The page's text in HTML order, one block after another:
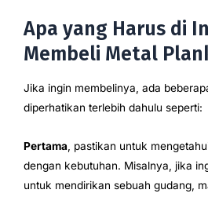
Apa yang Harus di
Membeli Metal
Jika ingin membelinya, ada
diperhatikan terlebih dahulu seperti:
Pertama , pastikan untuk
dengan kebutuhan. Misalnya, jika
untuk mendirikan sebuah gudang,